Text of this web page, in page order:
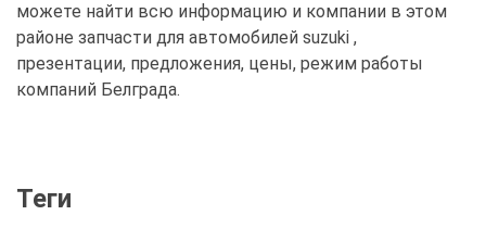
можете найти всю информацию и компании в этом
районе запчасти для автомобилей suzuki ,
презентации, предложения, цены, режим работы
компаний Белграда.
Теги